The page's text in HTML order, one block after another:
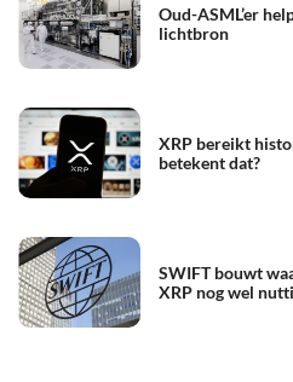
Oud-ASML’er
lichtbron
XRP bereikt
betekent dat?
SWIFT bouwt
XRP nog wel